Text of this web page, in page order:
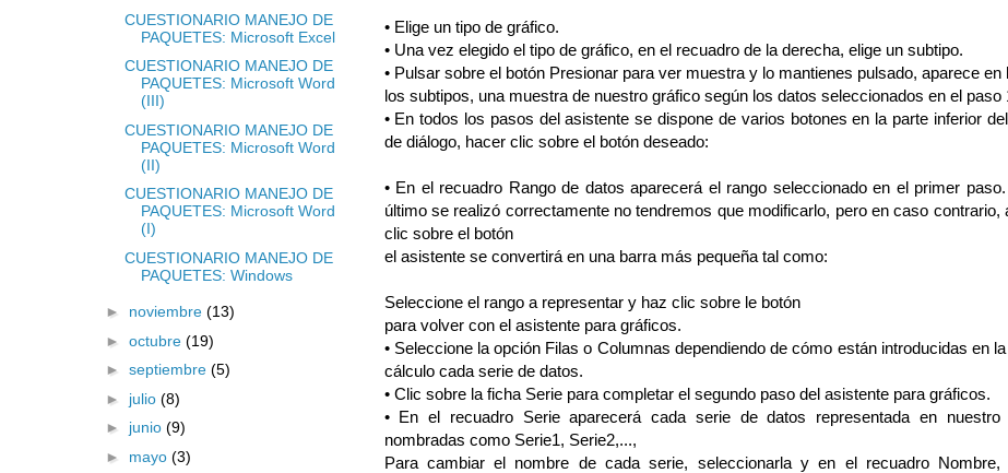
• Elige un tipo de gráfico.
• Una vez elegido el tipo de gráfico, en el recuadro de la derecha, elige un subtipo.
• Pulsar sobre el botón Presionar para ver muestra y lo mantienes pulsado, aparece en
los subtipos, una muestra de nuestro gráfico según los datos seleccionados en el paso
• En todos los pasos del asistente se dispone de varios botones en la parte inferior
de diálogo, hacer clic sobre el botón deseado:
• En el recuadro Rango de datos aparecerá el rango seleccionado en el primer
último se realizó correctamente no tendremos que modificarlo, pero en caso contrario,
clic sobre el botón
el asistente se convertirá en una barra más pequeña tal como:
Seleccione el rango a representar y haz clic sobre le botón
para volver con el asistente para gráficos.
• Seleccione la opción Filas o Columnas dependiendo de cómo están introducidas en
cálculo cada serie de datos.
• Clic sobre la ficha Serie para completar el segundo paso del asistente para gráficos.
• En el recuadro Serie aparecerá cada serie de datos representada en nuestro
nombradas como Serie1, Serie2,...,
Para cambiar el nombre de cada serie, seleccionarla y en el recuadro Nombre,
CUESTIONARIO MANEJO DE
PAQUETES: Microsoft Excel
CUESTIONARIO MANEJO DE
PAQUETES: Microsoft Word
(III)
CUESTIONARIO MANEJO DE
PAQUETES: Microsoft Word
(II)
CUESTIONARIO MANEJO DE
PAQUETES: Microsoft Word
(I)
CUESTIONARIO MANEJO DE
PAQUETES: Windows
► noviembre(13)
►octubre(19)
►septiembre(5)
► julio(8)
► junio(9)
► mayo(3)